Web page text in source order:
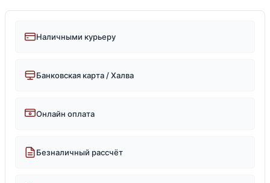
Наличными курьеру
Банковская карта / Халва
Онлайн оплата
Безналичный рассчёт